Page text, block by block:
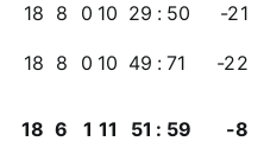
18 8 0 10 29 : 50 -21
18 8 0 10 49 : 71 -22
18 6 1 11 51 : 59 -8